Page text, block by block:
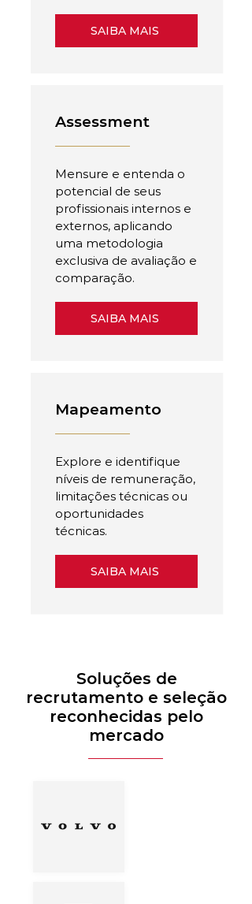
SAIBA MAIS
Assessment
Mensure e entenda o
potencial de seus
profissionais internos e
externos, aplicando
uma metodologia
exclusiva de avaliação e
comparação.
SAIBA MAIS
Mapeamento
Explore e identifique
níveis de remuneração,
limitações técnicas ou
oportunidades
técnicas.
SAIBA MAIS
Soluções de
recrutamento e seleção
reconhecidas pelo
mercado